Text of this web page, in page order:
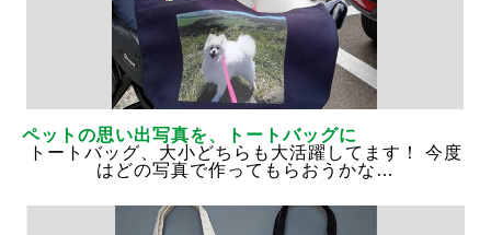
ペットの思い出写真を、トートバッグに
トートバッグ、大小どちらも大活躍してます！ 今度
はどの写真で作ってもらおうかな…